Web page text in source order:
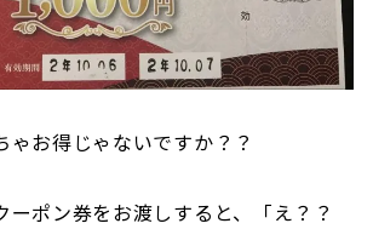
ゃお得じゃないですか？？
ーポン券をお渡しすると、「え？？